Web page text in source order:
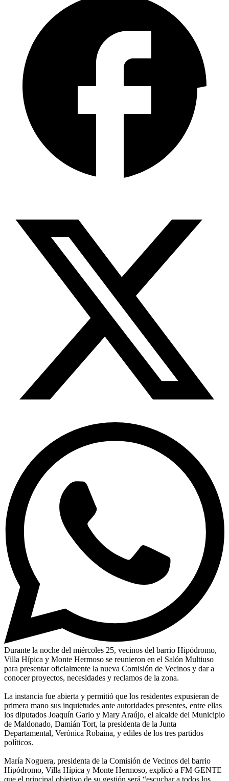
Durante la noche del miércoles 25, vecinos del barrio Hipódromo,
Villa Hípica y Monte Hermoso se reunieron en el Salón Multiuso
para presentar oficialmente la nueva Comisión de Vecinos y dar a
conocer proyectos, necesidades y reclamos de la zona.
La instancia fue abierta y permitió que los residentes expusieran de
primera mano sus inquietudes ante autoridades presentes, entre ellas
los diputados Joaquín Garlo y Mary Araújo, el alcalde del Municipio
de Maldonado, Damián Tort, la presidenta de la Junta
Departamental, Verónica Robaina, y ediles de los tres partidos
políticos.
María Noguera, presidenta de la Comisión de Vecinos del barrio
Hipódromo, Villa Hípica y Monte Hermoso, explicó a FM GENTE
que el principal objetivo de su gestión será “escuchar a todos los